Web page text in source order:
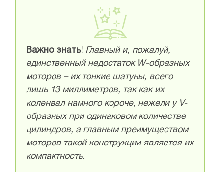
Важно знать! Главный и, пожалуй,
единственный недостаток W-образных
моторов – их тонкие шатуны, всего
лишь 13 миллиметров, так как их
коленвал намного короче, нежели у V-
образных при одинаковом количестве
цилиндров, а главным преимуществом
моторов такой конструкции является их
компактность.